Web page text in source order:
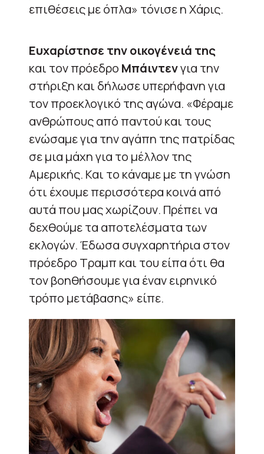
επιθέσεις με όπλα» τόνισε η Χάρις.
Ευχαρίστησε την οικογένειά της
και τον πρόεδρο Μπάιντενγια την
στήριξη και δήλωσε υπερήφανη για
τον προεκλογικό της αγώνα. «Φέραμε
ανθρώπους από παντού και τους
ενώσαμε για την αγάπη της πατρίδας
σε μια μάχη για το μέλλον της
Αμερικής. Και το κάναμε με τη γνώση
ότι έχουμε περισσότερα κοινά από
αυτά που μας χωρίζουν. Πρέπει να
δεχθούμε τα αποτελέσματα των
εκλογών. Έδωσα συγχαρητήρια στον
πρόεδρο Τραμπ και του είπα ότι θα
τον βοηθήσουμε για έναν ειρηνικό
τρόπο μετάβασης» είπε.